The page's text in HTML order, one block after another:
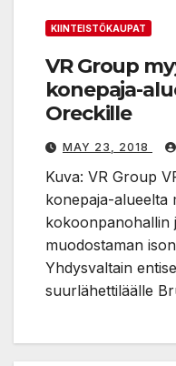
KIINTEISTÖKAUPAT
VR Group
konepaja-
Oreckille
MAY 23, 2018
Kuva: VR Group
konepaja-alueelta
kokoonpanohallin
muodostaman
Yhdysvaltain
suurlähettiläälle